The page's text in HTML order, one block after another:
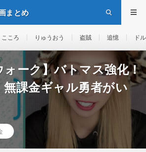
まとめ
こころ りゅうおう 盗賊 追憶 ド
ーク】バトマス強化！
課金ギャル勇者がい